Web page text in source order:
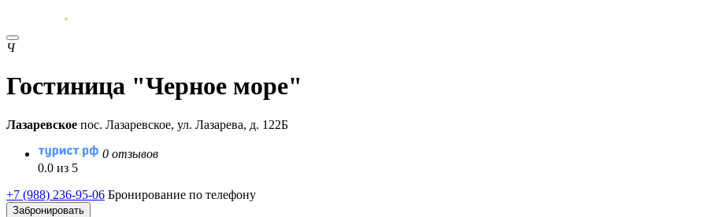
Ч
Гостиница "Черное море"
Лазаревское пос. Лазаревское, ул. Лазарева, д. 122Б
0 отзывов
0.0 из 5
+7 (988) 236-95-06 Бронирование по телефону
Забронировать